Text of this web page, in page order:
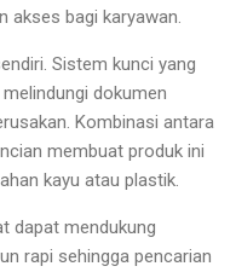
akses bagi karyawan.
Sistem kunci yang
dokumen
Kombinasi antara
membuat produk ini
kayu atau plastik.
dapat mendukung
rapi sehingga pencarian